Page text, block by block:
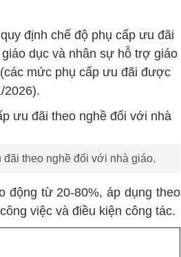
định chế độ phụ cấp ưu đãi
dục và nhân sự hỗ trợ giáo
mức phụ cấp ưu đãi được
2026).
theo nghề đối với nhà giáo.
động từ 20-80%, áp dụng theo
việc và điều kiện công tác.